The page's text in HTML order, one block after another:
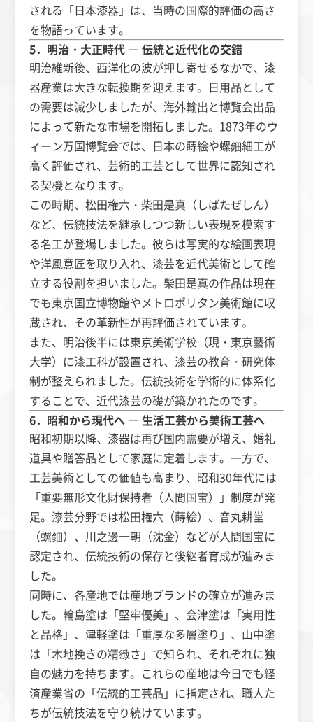
される「日本漆器」は、当時の国際的評価の高さ
を物語っています。
5．明治・大正時代 ― 伝統と近代化の交錯
明治維新後、西洋化の波が押し寄せるなかで、漆
器産業は大きな転換期を迎えます。日用品として
の需要は減少しましたが、海外輸出と博覧会出品
によって新たな市場を開拓しました。1873年のウ
ィーン万国博覧会では、日本の蒔絵や螺鈿細工が
高く評価され、芸術的工芸として世界に認知され
る契機となります。
この時期、松田権六・柴田是真（しばたぜしん）
など、伝統技法を継承しつつ新しい表現を模索す
る名工が登場しました。彼らは写実的な絵画表現
や洋風意匠を取り入れ、漆芸を近代美術として確
立する役割を担いました。柴田是真の作品は現在
でも東京国立博物館やメトロポリタン美術館に収
蔵され、その革新性が再評価されています。
また、明治後半には東京美術学校（現・東京藝術
大学）に漆工科が設置され、漆芸の教育・研究体
制が整えられました。伝統技術を学術的に体系化
することで、近代漆芸の礎が築かれたのです。
6．昭和から現代へ ― 生活工芸から美術工芸へ
昭和初期以降、漆器は再び国内需要が増え、婚礼
道具や贈答品として家庭に定着します。一方で、
工芸美術としての価値も高まり、昭和30年代には
「重要無形文化財保持者（人間国宝）」制度が発
足。漆芸分野では松田権六（蒔絵）、音丸耕堂
（螺鈿）、川之邊一朝（沈金）などが人間国宝に
認定され、伝統技術の保存と後継者育成が進みま
した。
同時に、各産地では産地ブランドの確立が進みま
した。輪島塗は「堅牢優美」、会津塗は「実用性
と品格」、津軽塗は「重厚な多層塗り」、山中塗
は「木地挽きの精緻さ」で知られ、それぞれに独
自の魅力を持ちます。これらの産地は今日でも経
済産業省の「伝統的工芸品」に指定され、職人た
ちが伝統技法を守り続けています。